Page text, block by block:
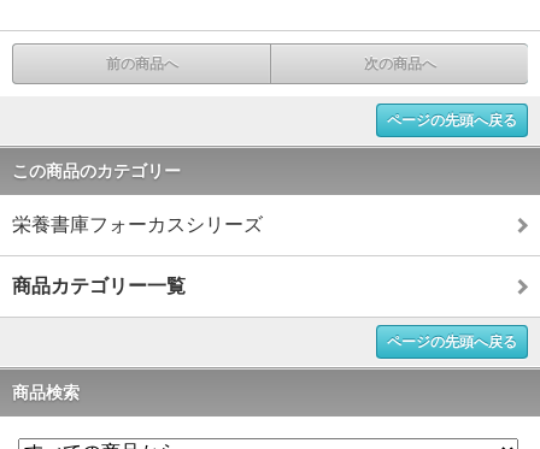
前の商品へ 次の商品へ
ページの先頭へ戻る
この商品のカテゴリー
栄養書庫フォーカスシリーズ
商品カテゴリー一覧
ページの先頭へ戻る
商品検索